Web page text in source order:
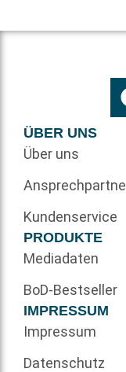
ÜBER UNS
Über uns
Kundenservice
PRODUKTE
Mediadaten
BoD-Bestseller
IMPRESSUM
Impressum
Datenschutz